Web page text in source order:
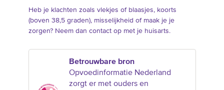
Heb je klachten zoals vlekjes of blaasjes, koorts
(boven 38,5 graden), misselijkheid of maak je je
zorgen? Neem dan contact op met je huisarts.
Betrouwbare bron
Opvoedinformatie Nederland
zorgt er met ouders en